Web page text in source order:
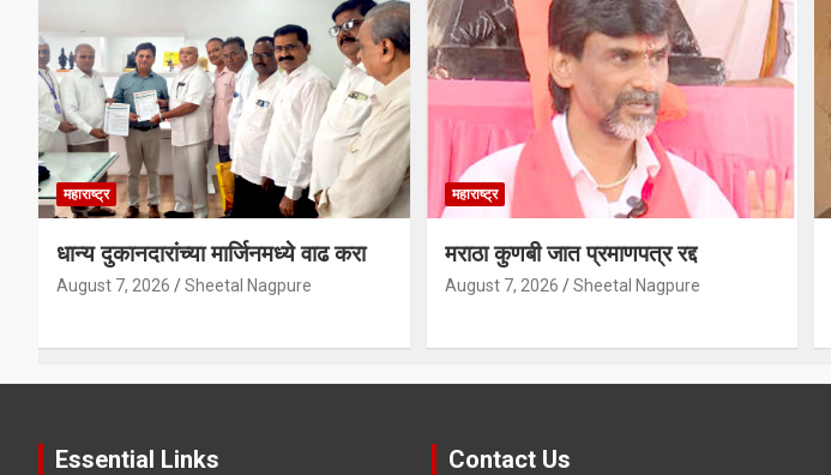
महाराष्ट्र
धान्य दुकानदारांच्या मार्जिनमध्ये वाढ करा
August 7, 2026 Sheetal Nagpure
महाराष्ट्र
मराठा कुणबी जात प्रमाणपत्र रद्द
August 7, 2026 Sheetal Nagpure
Essential Links Contact Us